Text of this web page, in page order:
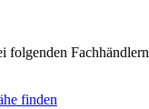
folgenden
finden